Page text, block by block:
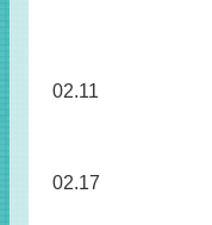
02.11
02.17